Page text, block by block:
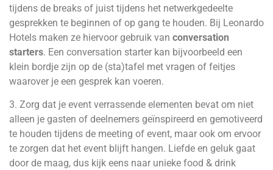
tijdens de breaks of juist tijdens het netwerkgedeelte
gesprekken te beginnen of op gang te houden. Bij Leonardo
Hotels maken ze hiervoor gebruik van conversation
starters. Een conversation starter kan bijvoorbeeld een
klein bordje zijn op de (sta)tafel met vragen of feitjes
waarover je een gesprek kan voeren.
3. Zorg dat je event verrassende elementen bevat om niet
alleen je gasten of deelnemers geïnspireerd en gemotiveerd
te houden tijdens de meeting of event, maar ook om ervoor
te zorgen dat het event blijft hangen. Liefde en geluk gaat
door de maag, dus kijk eens naar unieke food & drink